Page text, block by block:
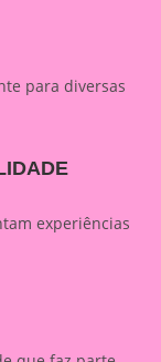
para diversas
experiências